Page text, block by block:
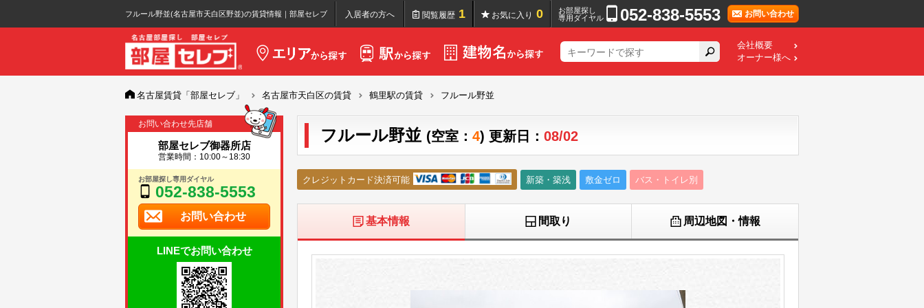
フルール野並(名古屋市天白区野並)の賃貸情報｜部屋セレブ 入居者の方へ 閲覧履歴 1 お気に入り 0
お部屋探し
専用ダイヤル
052-838-5553 お問い合わせ
会社概要
オーナー様へ
名古屋賃貸「部屋セレブ」 名古屋市天白区の賃貸 鶴里駅の賃貸 フルール野並
お問い合わせ先店舗
部屋セレブ御器所店
営業時間：10:00～18:30
お部屋探し専用ダイヤル
052-838-5553
お問い合わせ
LINEでお問い合わせ
フルール野並 (空室： 4) 更新日： 08/02
クレジットカード決済可能 新築・築浅 敷金ゼロ バス・トイレ別
基本情報 間取り 周辺地図・情報